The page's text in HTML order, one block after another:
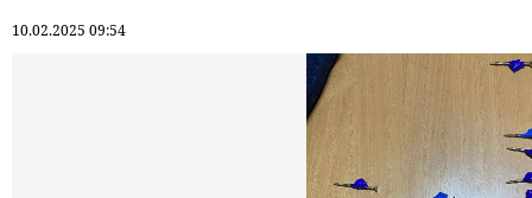
10.02.2025 09:54